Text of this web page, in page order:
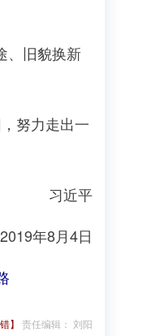
、旧貌换新
努力走出一
习近平
2019年8月4日
】 责任编辑： 刘阳